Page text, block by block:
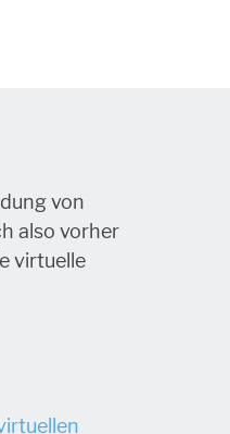
von
also vorher
virtuelle